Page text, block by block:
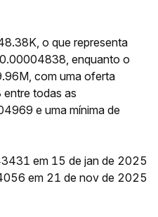
o que representa
enquanto o
com uma oferta
todas as
e uma mínima de
em 15 de jan de 2025
em 21 de nov de 2025